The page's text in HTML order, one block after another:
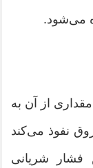
می‌شود.
از آن به
نفوذ می‌کند
فشار شریانی